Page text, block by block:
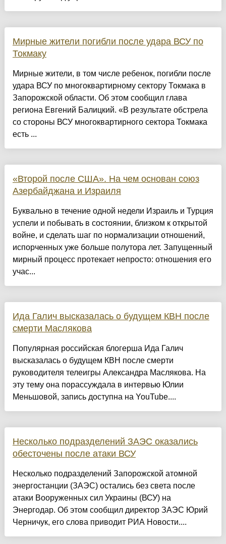
Мирные жители погибли после удара ВСУ по
Токмаку
Мирные жители, в том числе ребенок, погибли после
удара ВСУ по многоквартирному сектору Токмака в
Запорожской области. Об этом сообщил глава
региона Евгений Балицкий. «В результате обстрела
со стороны ВСУ многоквартирного сектора Токмака
есть ...
«Второй после США». На чем основан союз
Азербайджана и Израиля
Буквально в течение одной недели Израиль и Турция
успели и побывать в состоянии, близком к открытой
войне, и сделать шаг по нормализации отношений,
испорченных уже больше полутора лет. Запущенный
мирный процесс протекает непросто: отношения его
учас...
Ида Галич высказалась о будущем КВН после
смерти Маслякова
Популярная российская блогерша Ида Галич
высказалась о будущем КВН после смерти
руководителя телеигры Александра Маслякова. На
эту тему она порассуждала в интервью Юлии
Меньшовой, запись доступна на YouTube....
Несколько подразделений ЗАЭС оказались
обесточены после атаки ВСУ
Несколько подразделений Запорожской атомной
энергостанции (ЗАЭС) остались без света после
атаки Вооруженных сил Украины (ВСУ) на
Энергодар. Об этом сообщил директор ЗАЭС Юрий
Черничук, его слова приводит РИА Новости....